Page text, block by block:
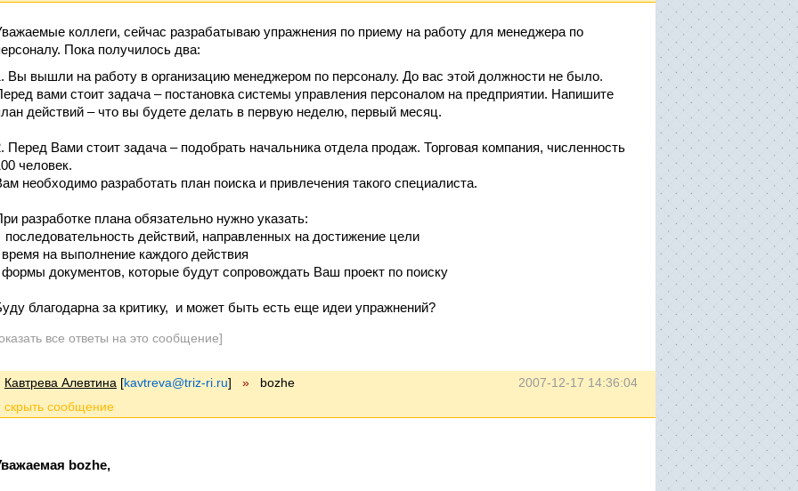
коллеги, сейчас разрабатываю упражнения по приему на работу для менеджера по
Пока получилось два:
Вы вышли на работу в организацию менеджером по персоналу. До вас этой должности не было.
вами стоит задача – постановка системы управления персоналом на предприятии. Напишите
действий – что вы будете делать в первую неделю, первый месяц.
Перед Вами стоит задача – подобрать начальника отдела продаж. Торговая компания, численность
человек.
необходимо разработать план поиска и привлечения такого специалиста.
разработке плана обязательно нужно указать:
действий, направленных на достижение цели
на выполнение каждого действия
документов, которые будут сопровождать Ваш проект по поиску
благодарна за критику, и может быть есть еще идеи упражнений?
все ответы на это сообщение]
2007-12-17 14:36:04
Кавтрева Алевтина [kavtreva@triz-ri.ru] » bozhe
bozhe,